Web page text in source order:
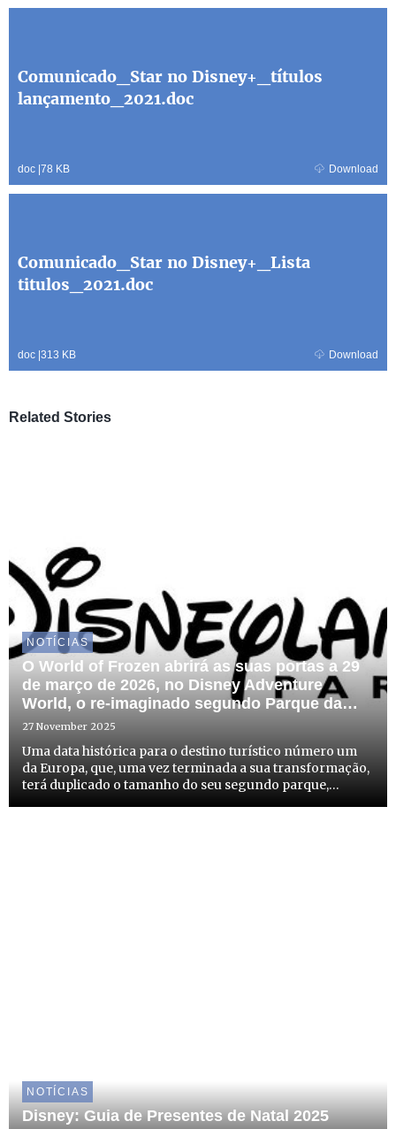
Comunicado_Star no Disney+_títulos
lançamento_2021.doc
doc 78 KB Download
Comunicado_Star no Disney+_Lista
titulos_2021.doc
doc 313 KB Download
Related Stories
NOTÍCIAS
O World of Frozen abrirá as suas portas a 29
de março de 2026, no Disney Adventure
World, o re-imaginado segundo Parque da
Disneyland® Paris
27 November 2025
Uma data histórica para o destino turístico número um
da Europa, que, uma vez terminada a sua transformação,
terá duplicado o tamanho do seu segundo parque,
NOTÍCIAS
Disney: Guia de Presentes de Natal 2025